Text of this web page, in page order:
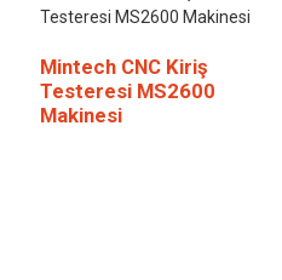
Mintech CNC Kiriş
Testeresi MS2600
Makinesi